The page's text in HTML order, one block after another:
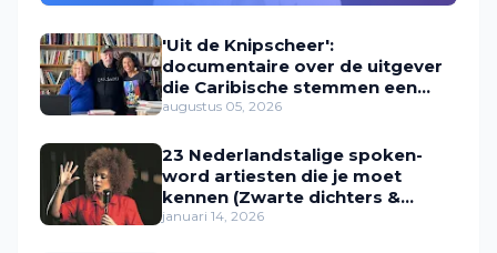
'Uit de Knipscheer':
documentaire over de uitgever
die Caribische stemmen een
plek gaf
augustus 05, 2026
23 Nederlandstalige spoken-
word artiesten die je moet
kennen (Zwarte dichters &
performers in Nederland)
januari 14, 2026